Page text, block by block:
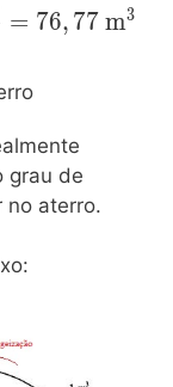
= 76, 77 m3
grau de
no aterro.